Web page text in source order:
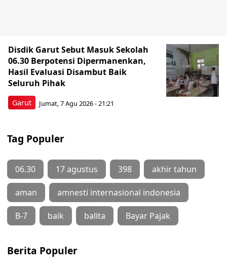
Garut
Disdik Garut Sebut Masuk Sekolah
06.30 Berpotensi Dipermanenkan,
Hasil Evaluasi Disambut Baik
Seluruh Pihak
Jumat, 7 Agu 2026 - 21:21
Tag Populer
06.30 17 agustus 398 akhir tahun
aman amnesti internasional indonesia
B-7 baik balita Bayar Pajak
Berita Populer